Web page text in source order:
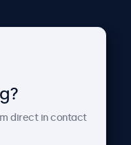
direct in contact